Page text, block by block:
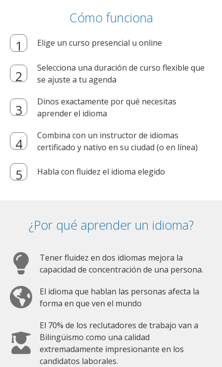
Cómo funciona
Elige un curso presencial u online
Selecciona una duración de curso flexible que
se ajuste a tu agenda
Dinos exactamente por qué necesitas
aprender el idioma
Combina con un instructor de idiomas
certificado y nativo en su ciudad (o en línea)
Habla con fluidez el idioma elegido
¿Por qué aprender un idioma?
Tener fluidez en dos idiomas mejora la
capacidad de concentración de una persona.
El idioma que hablan las personas afecta la
forma en que ven el mundo
El 70% de los reclutadores de trabajo van a
Bilingüismo como una calidad
extremadamente impresionante en los
candidatos laborales.